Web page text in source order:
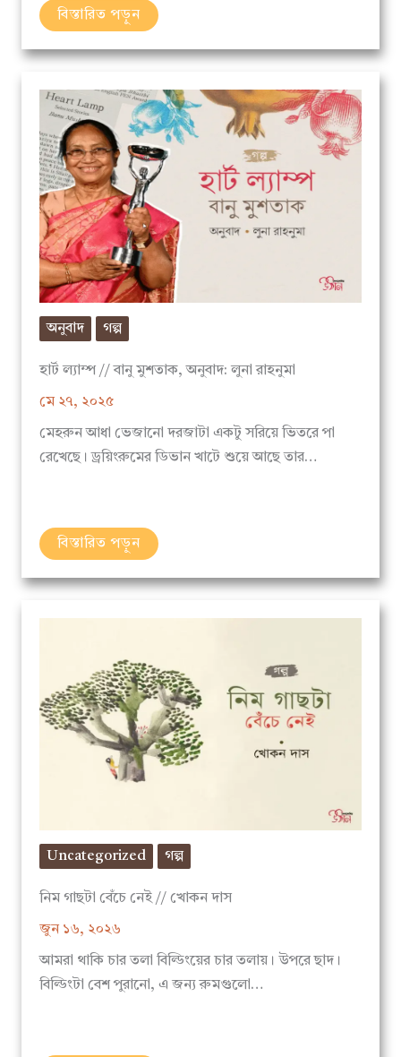
অনুবাদ গল্প
মে ২৭, ২০২৫
মেহরুন আধা ভেজানো দরজাটা একটু সরিয়ে ভিতরে পা
রেখেছে। ড্রয়িংরুমের ডিভান খাটে শুয়ে আছে তার…
Uncategorized গল্প
জুন ১৬, ২০২৬
আমরা থাকি চার তলা বিল্ডিংয়ের চার তলায়। উপরে ছাদ।
বিল্ডিংটা বেশ পুরানো, এ জন্য রুমগুলো…